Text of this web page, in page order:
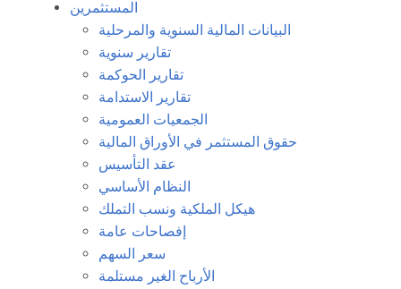
المستثمرين
البيانات المالية السنوية والمرحلية
تقارير سنوية
تقارير الحوكمة
تقارير الاستدامة
الجمعيات العمومية
حقوق المستثمر في الأوراق المالية
عقد التأسيس
النظام الأساسي
هيكل الملكية ونسب التملك
إفصاحات عامة
سعر السهم
الأرباح الغير مستلمة